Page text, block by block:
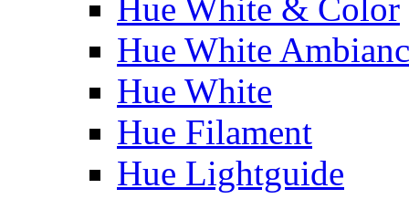
Hue White & Color
Hue White
Hue White
Hue Filament
Hue Lightguide